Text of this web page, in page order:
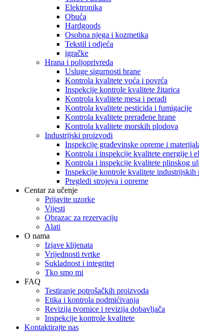
Elektronika
Obuća
Hardgoods
Osobna njega i kozmetika
Tekstil i odjeća
igračke
Hrana i poljoprivreda
Usluge sigurnosti hrane
Kontrola kvalitete voća i povrća
Inspekcije kontrole kvalitete žitarica
Kontrola kvalitete mesa i peradi
Kontrola kvalitete pesticida i fumigacije
Kontrola kvalitete prerađene hrane
Kontrola kvalitete morskih plodova
Industrijski proizvodi
Inspekcije građevinske opreme i
Kontrola i inspekcije kvalitete energije i
Kontrola i inspekcije kvalitete plinskog
Inspekcije kontrole kvalitete industrijskih
Pregledi strojeva i opreme
Centar za učenje
Prijavite uzorke
Vijesti
Obrazac za rezervaciju
Alati
O nama
Izjave klijenata
Vrijednosti tvrtke
Sukladnost i integritet
Tko smo mi
FAQ
Testiranje potrošačkih proizvoda
Etika i kontrola podmićivanja
Revizija tvornice i revizija dobavljača
Inspekcije kontrole kvalitete
Kontaktirajte nas